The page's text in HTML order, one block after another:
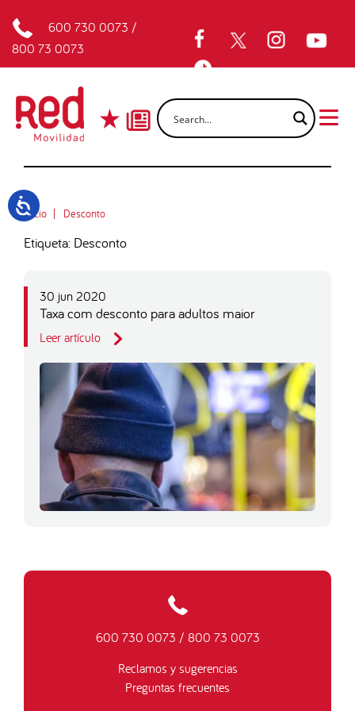
600 730 0073 /
800 73 0073
Inicio Desconto
Etiqueta: Desconto
30 jun 2020
Taxa com desconto para adultos maior
Leer artículo
600 730 0073 / 800 73 0073
Reclamos y sugerencias
Preguntas frecuentes